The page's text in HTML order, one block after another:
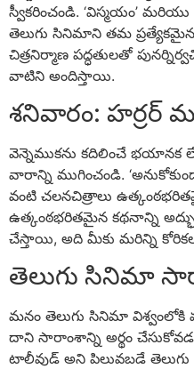
స్వీకరించండి. ‘విస్మయం’
తెలుగు సినిమాని తమ
చిత్రనిర్మాణ పద్ధతులతో
వాటిని అందిస్తాయి.
శనివారం: హర్రర్
వెన్నెముకను కదిలించే
వారాన్ని ముగించండి.
వంటి చలనచిత్రాలు
ఉత్కంఠభరితమైన కథనాన్ని
చేస్తాయి, అది మీకు మరిన్ని
తెలుగు సినిమా
మనం తెలుగు సినిమా విశ్వంలోకి
దాని సారాంశాన్ని అర్థం
టాలీవుడ్ అని పిలువబడే తెలుగు